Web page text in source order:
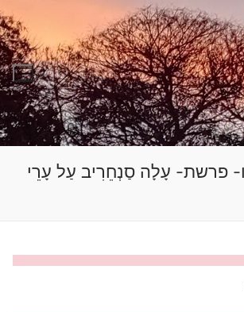
חפש:
פרשת- עָלָה סַנְחֵרִיב עַל עָרֵי